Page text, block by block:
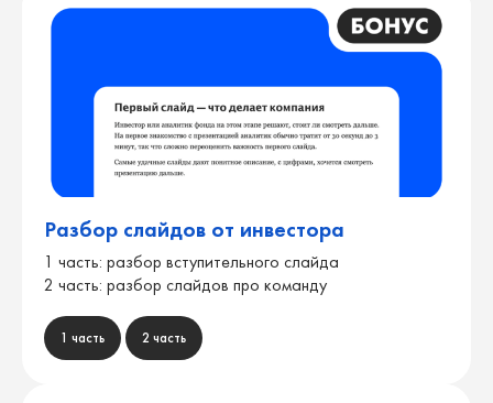
Разбор слайдов от инвестора
1 часть: разбор вступительного слайда
2 часть: разбор слайдов про команду
1 часть 2 часть